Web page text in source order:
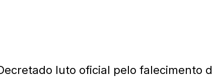
luto oficial pelo falecimento